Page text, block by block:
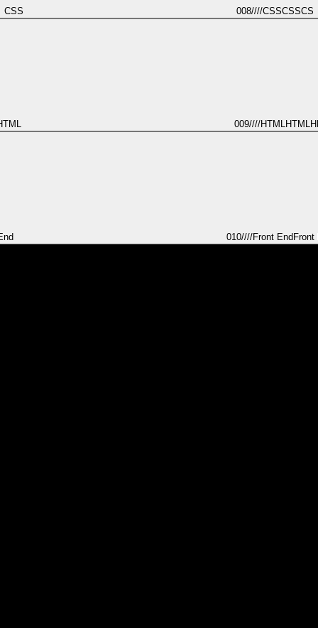
CSS 008////CSSCSSCS
009////HTMLHTML
010////Front End Front